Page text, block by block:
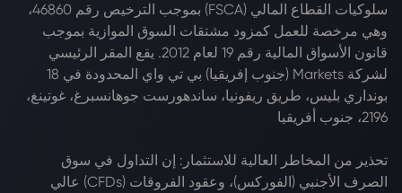
سلوكيات القطاع المالي (FSCA) بموجب الترخيص رقم 46860،
وهي مرخصة للعمل كمزود مشتقات السوق الموازية بموجب
قانون الأسواق المالية رقم 19 لعام 2012. يقع المقر الرئيسي
لشركة Markets (جنوب إفريقيا) بي تي واي المحدودة في 18
بونداري بليس، طريق ريفونيا، ساندهورست جوهانسبرغ، غوتينغ،
2196، جنوب أفريقيا
تحذير من المخاطر العالية للاستثمار: إن التداول في سوق
الصرف الأجنبي (الفوركس)، وعقود الفروقات (CFDs) عالي